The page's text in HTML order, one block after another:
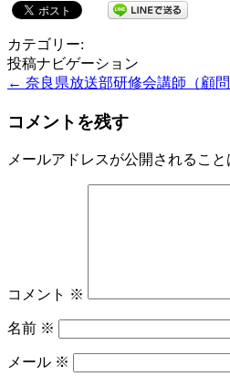
カテゴリー:
投稿ナビゲーション
← 奈良県放送部研修会講師（顧問
コメントを残す
メールアドレスが公開されること
コメント ※
名前 ※
メール ※